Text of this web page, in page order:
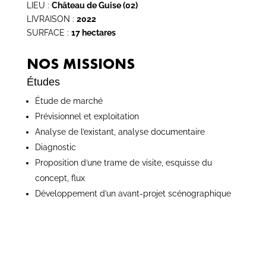
LIEU : Château de Guise (02)
LIVRAISON : 2022
SURFACE : 17 hectares
NOS MISSIONS
Études
Étude de marché
Prévisionnel et exploitation
Analyse de l’existant, analyse documentaire
Diagnostic
Proposition d’une trame de visite, esquisse du
concept, flux
Développement d’un avant-projet scénographique